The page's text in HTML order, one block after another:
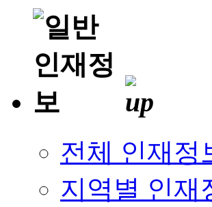
전체 인재정
지역별 인재